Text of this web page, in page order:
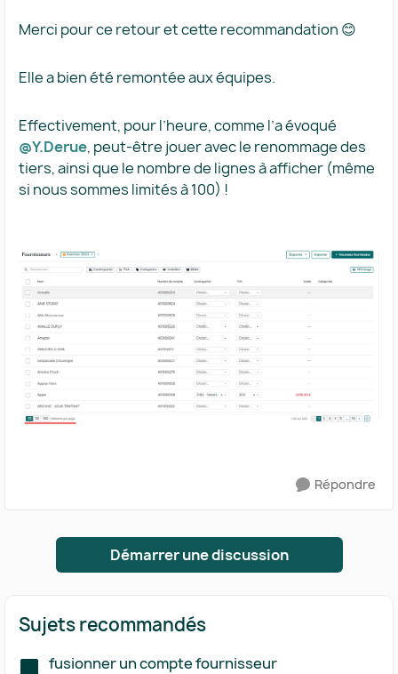
Merci pour ce retour et cette recommandation 😊
Elle a bien été remontée aux équipes.
Effectivement, pour l’heure, comme l’a évoqué
@Y.Derue, peut-être jouer avec le renommage des
tiers, ainsi que le nombre de lignes à afficher (même
si nous sommes limités à 100) !
Répondre
Démarrer une discussion
Sujets recommandés
fusionner un compte fournisseur